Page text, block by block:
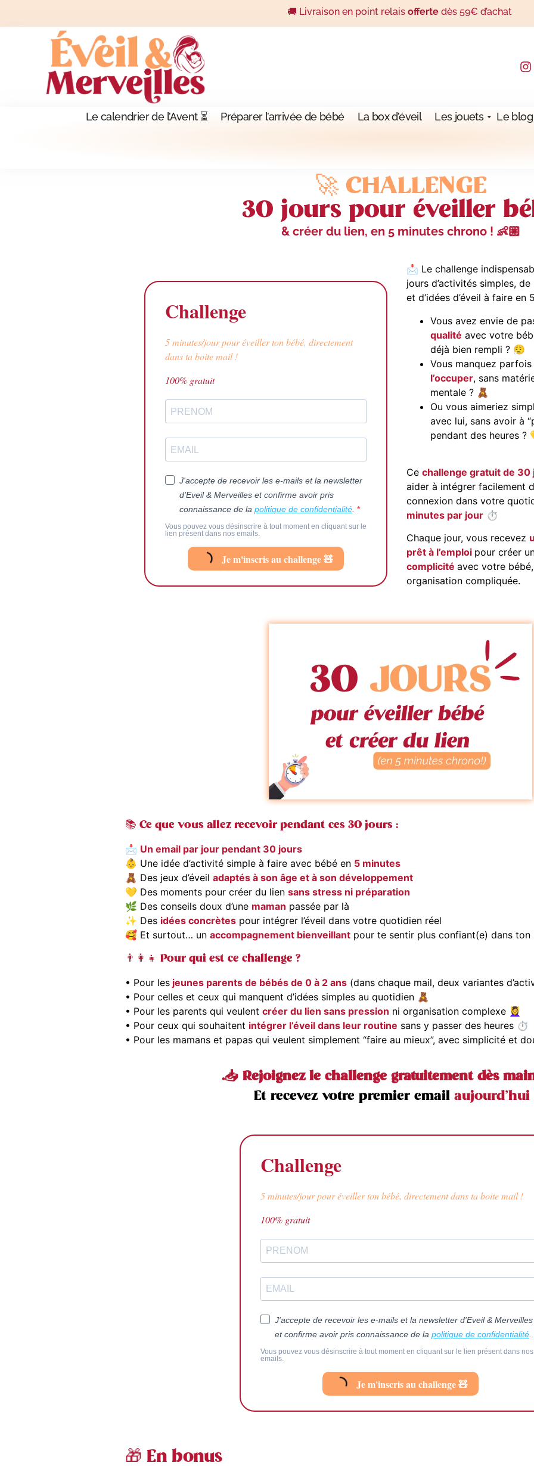
🚚 Livraison en point relais offertedès 59€ d’achat
Le calendrier de l’Avent ⏳ Préparer l’arrivée de bébé La box d’éveil Les jouets Le
🚀 CHALLENGE
30 jours pour éveiller
& créer du lien, en 5 minutes chrono ! 👶🏼
Challenge
5 minutes/jour pour éveiller ton bébé, directement
dans ta boite mail !
100% gratuit
J'accepte de recevoir les e-mails et la newsletter
d'Eveil & Merveilles et confirme avoir pris
connaissance de la politique de confidentialité.
Vous pouvez vous désinscrire à tout moment en cliquant sur le
lien présent dans nos emails.
Je m'inscris au challenge 🧸
📩 Le challenge
jours d’activités simples,
et d’idées d’éveil à faire
Vous avez envie de
qualité avec votre
déjà bien rempli ? 😮‍💨
Vous manquez parfois
l’occuper, sans
mentale ? 🧸
Ou vous aimeriez
avec lui, sans avoir à
pendant des heures ?
Ce challenge gratuit de 30
aider à intégrer facilement
connexion dans votre
minutes par jour ⏱️
Chaque jour, vous recevez
prêt à l’emploi pour créer
complicité avec votre
organisation compliquée.
📚 Ce que vous allez recevoir pendant ces 30 jours :
📩 Un email par jour pendant 30 jours
👶 Une idée d’activité simple à faire avec bébé en 5 minutes
🧸 Des jeux d’éveil adaptés à son âge et à son développement
💛 Des moments pour créer du lien sans stress ni préparation
🌿 Des conseils doux d’une maman passée par là
✨ Des idées concrètes pour intégrer l’éveil dans votre quotidien réel
🥰 Et surtout… un accompagnement bienveillant pour te sentir plus confiant(e) dans ton
👨‍👩‍👧 Pour qui est ce challenge ?
• Pour les jeunes parents de bébés de 0 à 2 ans (dans chaque mail, deux variantes
• Pour celles et ceux qui manquent d’idées simples au quotidien 🧸
• Pour les parents qui veulent créer du lien sans pression ni organisation complexe 💆‍♀️
• Pour ceux qui souhaitent intégrer l’éveil dans leur routine sans y passer des heures ⏱️
• Pour les mamans et papas qui veulent simplement “faire au mieux”, avec simplicité et
.📥 Rejoignez le challenge gratuitement dès
Et recevez votre premier email aujourd’hui
Challenge
5 minutes/jour pour éveiller ton bébé, directement dans ta boite mail !
100% gratuit
J'accepte de recevoir les e-mails et la newsletter d'Eveil & Merveilles
et confirme avoir pris connaissance de la politique de confidentialité
Vous pouvez vous désinscrire à tout moment en cliquant sur le lien présent dans nos
emails.
Je m'inscris au challenge 🧸
🎁 En bonus